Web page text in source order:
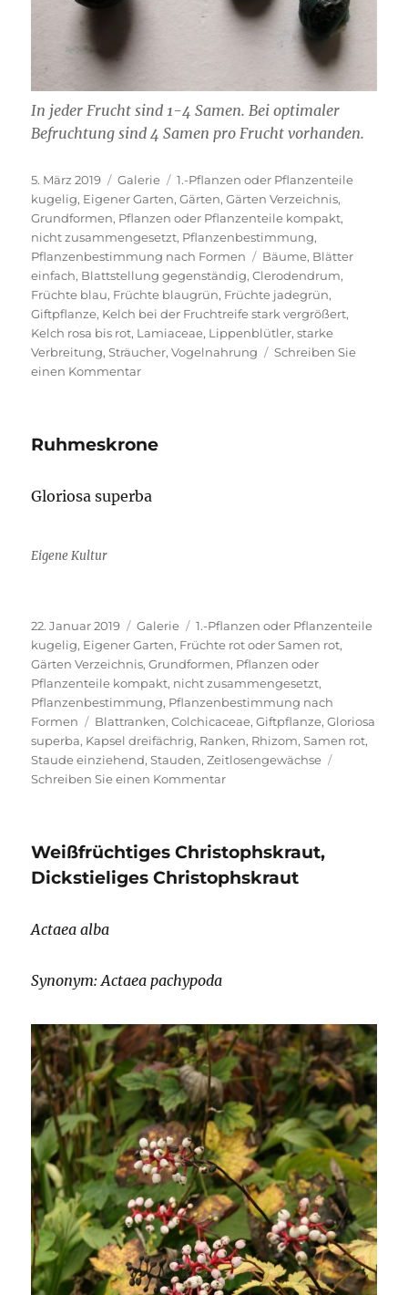
In jeder Frucht sind 1-4 Samen. Bei optimaler
Befruchtung sind 4 Samen pro Frucht vorhanden.
Veröffentlicht
am
5. März 2019 Format
Galerie Kategorien
1.-Pflanzen oder Pflanzenteile
kugelig, Eigener Garten,Gärten,Gärten Verzeichnis,
Grundformen, Pflanzen oder Pflanzenteile kompakt,
nicht zusammengesetzt, Pflanzenbestimmung,
Pflanzenbestimmung nach Formen
Schlagwörter
Bäume, Blätter
einfach, Blattstellung gegenständig,Clerodendrum,
Früchte blau, Früchte blaugrün, Früchte jadegrün,
Giftpflanze, Kelch bei der Fruchtreife stark vergrößert,
Kelch rosa bis rot, Lamiaceae, Lippenblütler,starke
Verbreitung,Sträucher,Vogelnahrung
Schreiben Sie
einen Kommentarzu
Ruhmeskrone
Gloriosa superba
Eigene Kultur
Veröffentlicht
am
22. Januar 2019 Format
Galerie Kategorien
1.-Pflanzen oder Pflanzenteile
kugelig, Eigener Garten, Früchte rot oder Samen rot,
Gärten Verzeichnis,Grundformen, Pflanzen oder
Pflanzenteile kompakt, nicht zusammengesetzt,
Pflanzenbestimmung, Pflanzenbestimmung nach
Formen
Schlagwörter
Blattranken,Colchicaceae,Giftpflanze,Gloriosa
superba, Kapsel dreifächrig, Ranken, Rhizom,Samen rot,
Staude einziehend,Stauden,Zeitlosengewächse
Schreiben Sie einen Kommentarzu
Weißfrüchtiges Christophskraut,
Dickstieliges Christophskraut
Actaea alba
Synonym: Actaea pachypoda